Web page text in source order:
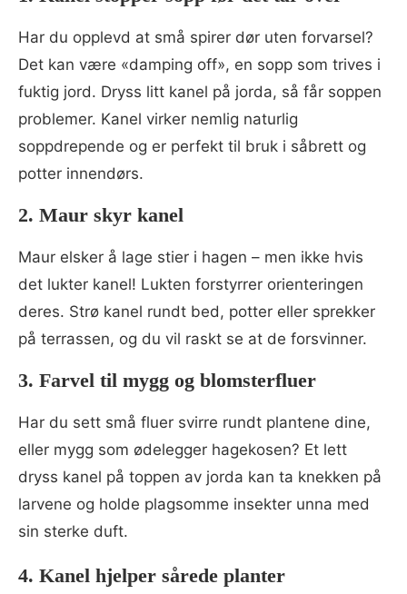
Har du opplevd at små spirer dør uten forvarsel?
Det kan være «damping off», en sopp som trives i
fuktig jord. Dryss litt kanel på jorda, så får soppen
problemer. Kanel virker nemlig naturlig
soppdrepende og er perfekt til bruk i såbrett og
potter innendørs.
2. Maur skyr kanel
Maur elsker å lage stier i hagen – men ikke hvis
det lukter kanel! Lukten forstyrrer orienteringen
deres. Strø kanel rundt bed, potter eller sprekker
på terrassen, og du vil raskt se at de forsvinner.
3. Farvel til mygg og blomsterfluer
Har du sett små fluer svirre rundt plantene dine,
eller mygg som ødelegger hagekosen? Et lett
dryss kanel på toppen av jorda kan ta knekken på
larvene og holde plagsomme insekter unna med
sin sterke duft.
4. Kanel hjelper sårede planter